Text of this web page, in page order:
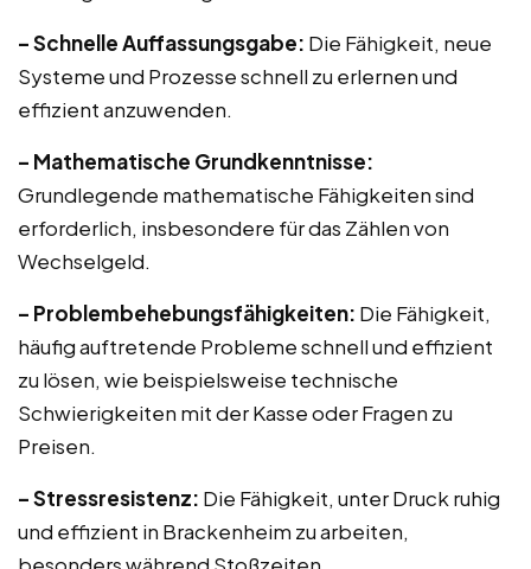
– Schnelle Auffassungsgabe: Die Fähigkeit, neue
Systeme und Prozesse schnell zu erlernen und
effizient anzuwenden.
– Mathematische Grundkenntnisse:
Grundlegende mathematische Fähigkeiten sind
erforderlich, insbesondere für das Zählen von
Wechselgeld.
– Problembehebungsfähigkeiten: Die Fähigkeit,
häufig auftretende Probleme schnell und effizient
zu lösen, wie beispielsweise technische
Schwierigkeiten mit der Kasse oder Fragen zu
Preisen.
– Stressresistenz: Die Fähigkeit, unter Druck ruhig
und effizient in Brackenheim zu arbeiten,